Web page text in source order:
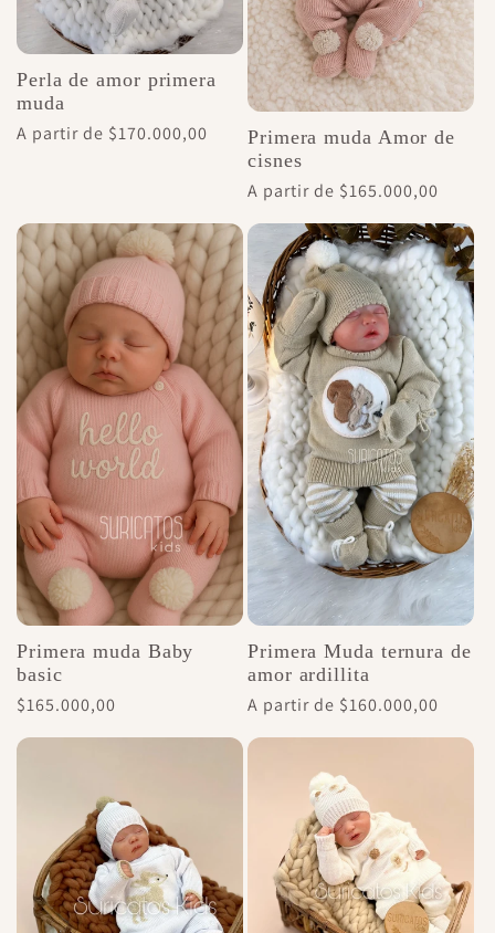
Perla de amor primera
muda
Precio
A partir de $170.000,00
Primera muda Amor de
cisnes
Precio
A partir de $165.000,00
Primera muda Baby
basic
Precio
habitual
$165.000,00
Primera Muda ternura de
amor ardillita
Precio
habitual
A partir de $160.000,00